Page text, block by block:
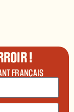
!
FRANÇAIS